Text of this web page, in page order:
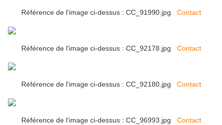
Référence de l'image ci-dessus : CC_91990.jpg Contact
Référence de l'image ci-dessus : CC_92178.jpg Contact
Référence de l'image ci-dessus : CC_92180.jpg Contact
Référence de l'image ci-dessus : CC_96993.jpg Contact